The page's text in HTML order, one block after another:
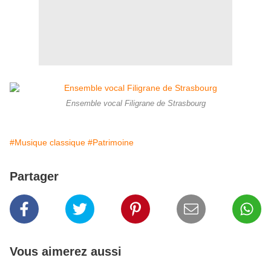
Ensemble vocal Filigrane de Strasbourg
#Musique classique #Patrimoine
Partager
Vous aimerez aussi